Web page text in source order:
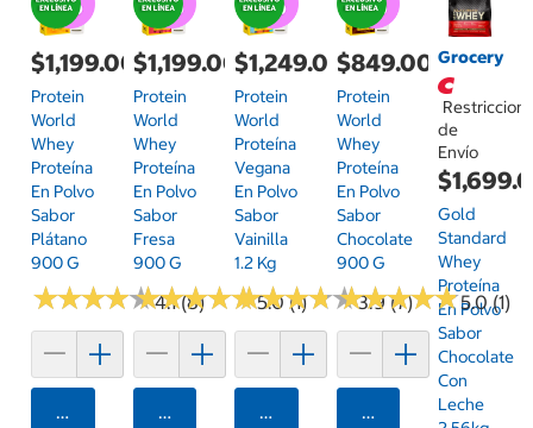
$1,199.00
Protein
World
Whey
Proteína
En Polvo
Sabor
Plátano
900 G
★★★★★
★★★★★4.1 (8)
Agregar
$1,199.00
Protein
World
Whey
Proteína
En Polvo
Sabor
Fresa
900 G
★★★★★
★★★★★5.0 (1)
Agregar
$1,249.00
Protein
World
Proteína
Vegana
En Polvo
Sabor
Vainilla
1.2 Kg
★★★★★
★★★★★3.9 (7)
Agregar
$849.00
Protein
World
Whey
Proteína
En Polvo
Sabor
Chocolate
900 G
★★★★★
★★★★★5.0 (1)
Agregar
Grocery
de
Envío
Gold
Standard
Whey
Proteína
En Polvo
Sabor
Chocolate
Con
Leche